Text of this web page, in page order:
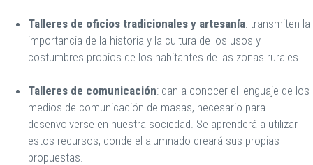
Talleres de oficios tradicionales y artesanía: transmiten la
importancia de la historia y la cultura de los usos y
costumbres propios de los habitantes de las zonas rurales.
Talleres de comunicación: dan a conocer el lenguaje de los
medios de comunicación de masas, necesario para
desenvolverse en nuestra sociedad. Se aprenderá a utilizar
estos recursos, donde el alumnado creará sus propias
propuestas.